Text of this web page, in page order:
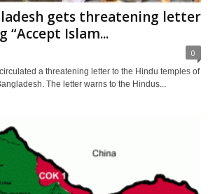
gets threatening letter
“Accept Islam...
0
a threatening letter to the Hindu temples of
The letter warns to the Hindus...